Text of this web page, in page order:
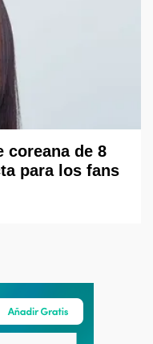
coreana de 8
para los fans